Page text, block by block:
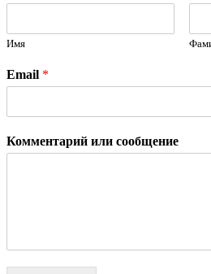
Имя
Email *
Комментарий или сообщение